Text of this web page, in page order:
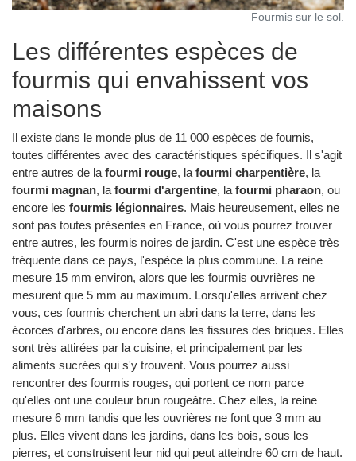
Fourmis sur le sol.
Les différentes espèces de
fourmis qui envahissent vos
maisons
Il existe dans le monde plus de 11 000 espèces de fournis,
toutes différentes avec des caractéristiques spécifiques. Il s'agit
entre autres de la fourmi rouge, la fourmi charpentière, la
fourmi magnan, la fourmi d'argentine, la fourmi pharaon, ou
encore les fourmis légionnaires. Mais heureusement, elles ne
sont pas toutes présentes en France, où vous pourrez trouver
entre autres, les fourmis noires de jardin. C'est une espèce très
fréquente dans ce pays, l'espèce la plus commune. La reine
mesure 15 mm environ, alors que les fourmis ouvrières ne
mesurent que 5 mm au maximum. Lorsqu'elles arrivent chez
vous, ces fourmis cherchent un abri dans la terre, dans les
écorces d'arbres, ou encore dans les fissures des briques. Elles
sont très attirées par la cuisine, et principalement par les
aliments sucrées qui s'y trouvent. Vous pourrez aussi
rencontrer des fourmis rouges, qui portent ce nom parce
qu'elles ont une couleur brun rougeâtre. Chez elles, la reine
mesure 6 mm tandis que les ouvrières ne font que 3 mm au
plus. Elles vivent dans les jardins, dans les bois, sous les
pierres, et construisent leur nid qui peut atteindre 60 cm de haut.